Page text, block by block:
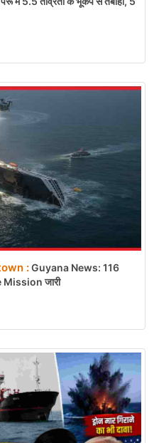
:Guyana News: 116
Mission जारी